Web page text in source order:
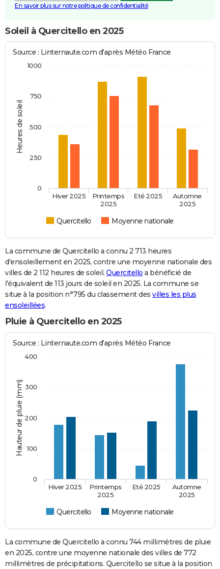
En savoir plus sur notre politique de confidentialité
Soleil à Quercitello en 2025
Heures de soleil
Source : Linternaute.com d'après Météo France
Quercitello Moyenne nationale
Hiver 2025
Printemps
2025
Eté 2025
Automne
2025
0
250
500
750
1000
La commune de Quercitello a connu 2 713 heures
d'ensoleillement en 2025, contre une moyenne nationale des
villes de 2 112 heures de soleil. Quercitello a bénéficié de
l'équivalent de 113 jours de soleil en 2025. La commune se
situe à la position n°795 du classement des villes les plus
ensoleillées.
Pluie à Quercitello en 2025
Hauteur de pluie (mm)
Source : Linternaute.com d'après Météo France
Quercitello Moyenne nationale
Hiver 2025
Printemps
2025
Eté 2025
Automne
2025
0
100
200
300
400
La commune de Quercitello a connu 744 millimètres de pluie
en 2025, contre une moyenne nationale des villes de 772
millimètres de précipitations. Quercitello se situe à la position